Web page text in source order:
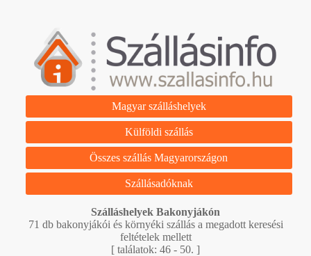
Magyar szálláshelyek
Külföldi szállás
Összes szállás Magyarországon
Szállásadóknak
Szálláshelyek Bakonyjákón
71 db bakonyjákói és környéki szállás a megadott keresési
feltételek mellett
[ találatok: 46 - 50. ]